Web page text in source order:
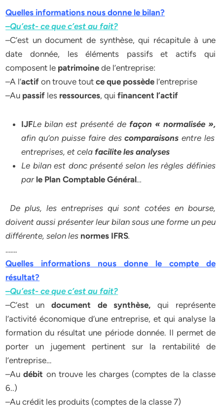
Quelles informations nous donne le bilan?
–Qu’est- ce que c’est au fait?
–C’est un document de synthèse, qui récapitule à une
date donnée, les éléments passifs et actifs qui
composent le patrimoine de l’entreprise:
–A l’actifon trouve toutce que possède l’entreprise
–Au passif les ressources, quifinancent l’actif
IJFLe bilan est présenté de façon « normalisée »,
afin qu’on puisse faire descomparaisonsentre les
entreprises, et cela facilite les analyses
Le bilan est donc présenté selon les règles définies
par le Plan Comptable Général…
De plus, les entreprises qui sont cotées en bourse,
doivent aussi présenter leur bilan sous une forme un peu
différente, selon les normes IFRS.
…….
Quelles informations nous donne le compte de
résultat?
–Qu’est- ce que c’est au fait?
–C’est un document de synthèse, qui représente
l’activité économique d’une entreprise, et qui analyse la
formation du résultat une période donnée. Il permet de
porter un jugement pertinent sur la rentabilité de
l’entreprise…
–Audébit on trouve les charges (comptes de la classe
6..)
–Au crédit les produits (comptes de la classe 7)